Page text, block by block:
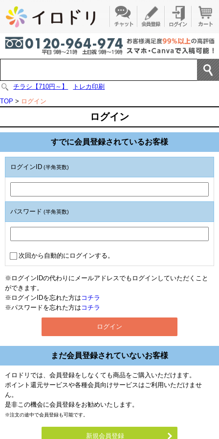
チラシ【710円～】
トレカ印刷
TOP > ログイン
ログイン
すでに会員登録されているお客様
ログインID (半角英数)
パスワード (半角英数)
次回から自動的にログインする。
※ログインIDの代わりにメールアドレスでもログインしていただくこと
ができます。
※ログインIDを忘れた方は コチラ
※パスワードを忘れた方は コチラ
まだ会員登録されていないお客様
イロドリでは、会員登録をしなくても商品をご購入いただけます。
ポイント還元サービスや各種会員向けサービスはご利用いただけませ
ん。
是非この機会に会員登録をお勧めいたします。
※注文の途中で会員登録も可能です。
新規会員登録